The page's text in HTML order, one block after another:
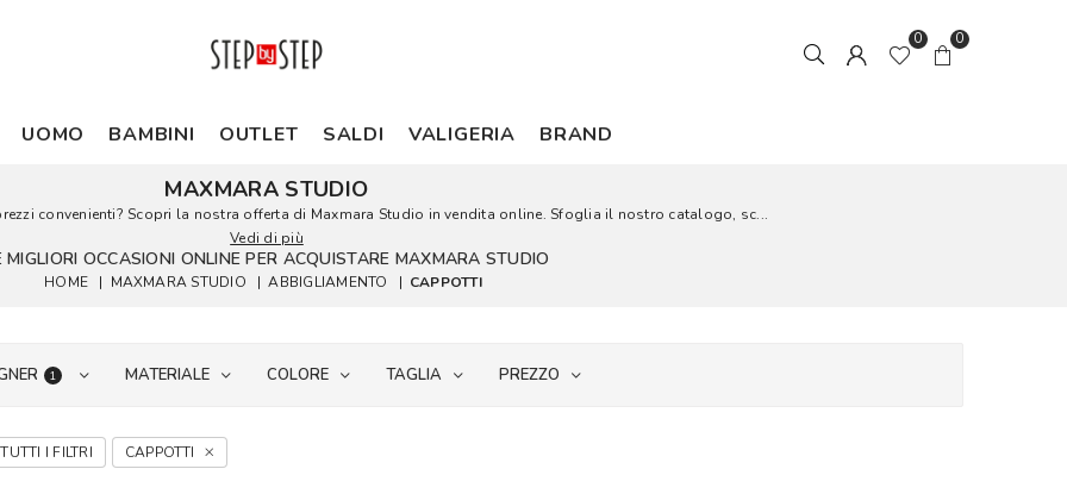
0 0
UOMO BAMBINI OUTLET SALDI VALIGERIA BRAND
MAXMARA STUDIO
convenienti? Scopri la nostra offerta di Maxmara Studio in vendita online. Sfoglia il nostro catalogo, sc...
Vedi di più
MIGLIORI OCCASIONI ONLINE PER ACQUISTARE MAXMARA STUDIO
HOME | MAXMARA STUDIO | ABBIGLIAMENTO | CAPPOTTI
1 MATERIALE COLORE TAGLIA PREZZO
I FILTRI CAPPOTTI